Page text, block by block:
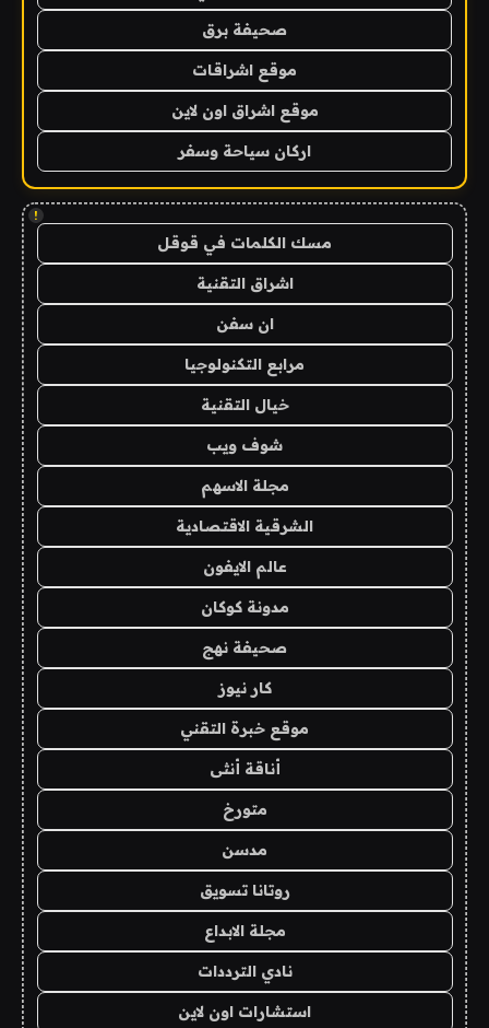
صحيفة برق
موقع اشراقات
موقع اشراق اون لاين
اركان سياحة وسفر
!
مسك الكلمات في قوقل
اشراق التقنية
ان سفن
مرابع التكنولوجيا
خيال التقنية
شوف ويب
مجلة الاسهم
الشرقية الاقتصادية
عالم الايفون
مدونة كوكان
صحيفة نهج
كار نيوز
موقع خبرة التقني
أناقة أنثى
متورخ
مدسن
روتانا تسويق
مجلة الابداع
نادي الترددات
استشارات اون لاين